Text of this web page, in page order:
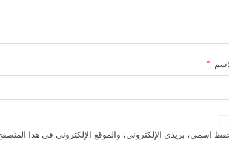
*
اسمي، بريدي الإلكتروني، والموقع الإلكتروني في هذا